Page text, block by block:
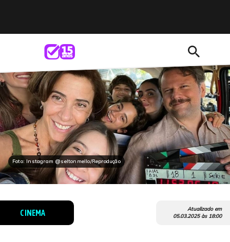
search
Foto: Instagram @seltonmello/Reprodução
CINEMA
Atualizado em
05.03.2025às 18:00